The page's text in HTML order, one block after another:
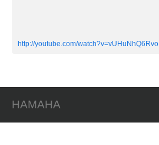
http://youtube.com/watch?v=vUHuNhQ6Rvo
HAMAHA